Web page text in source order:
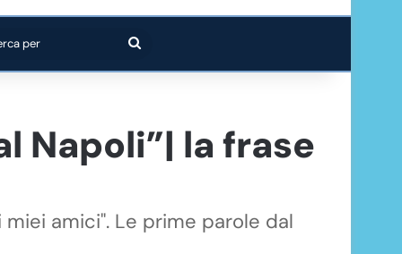
Cerca
per
Napoli”| la frase
amici". Le prime parole dal